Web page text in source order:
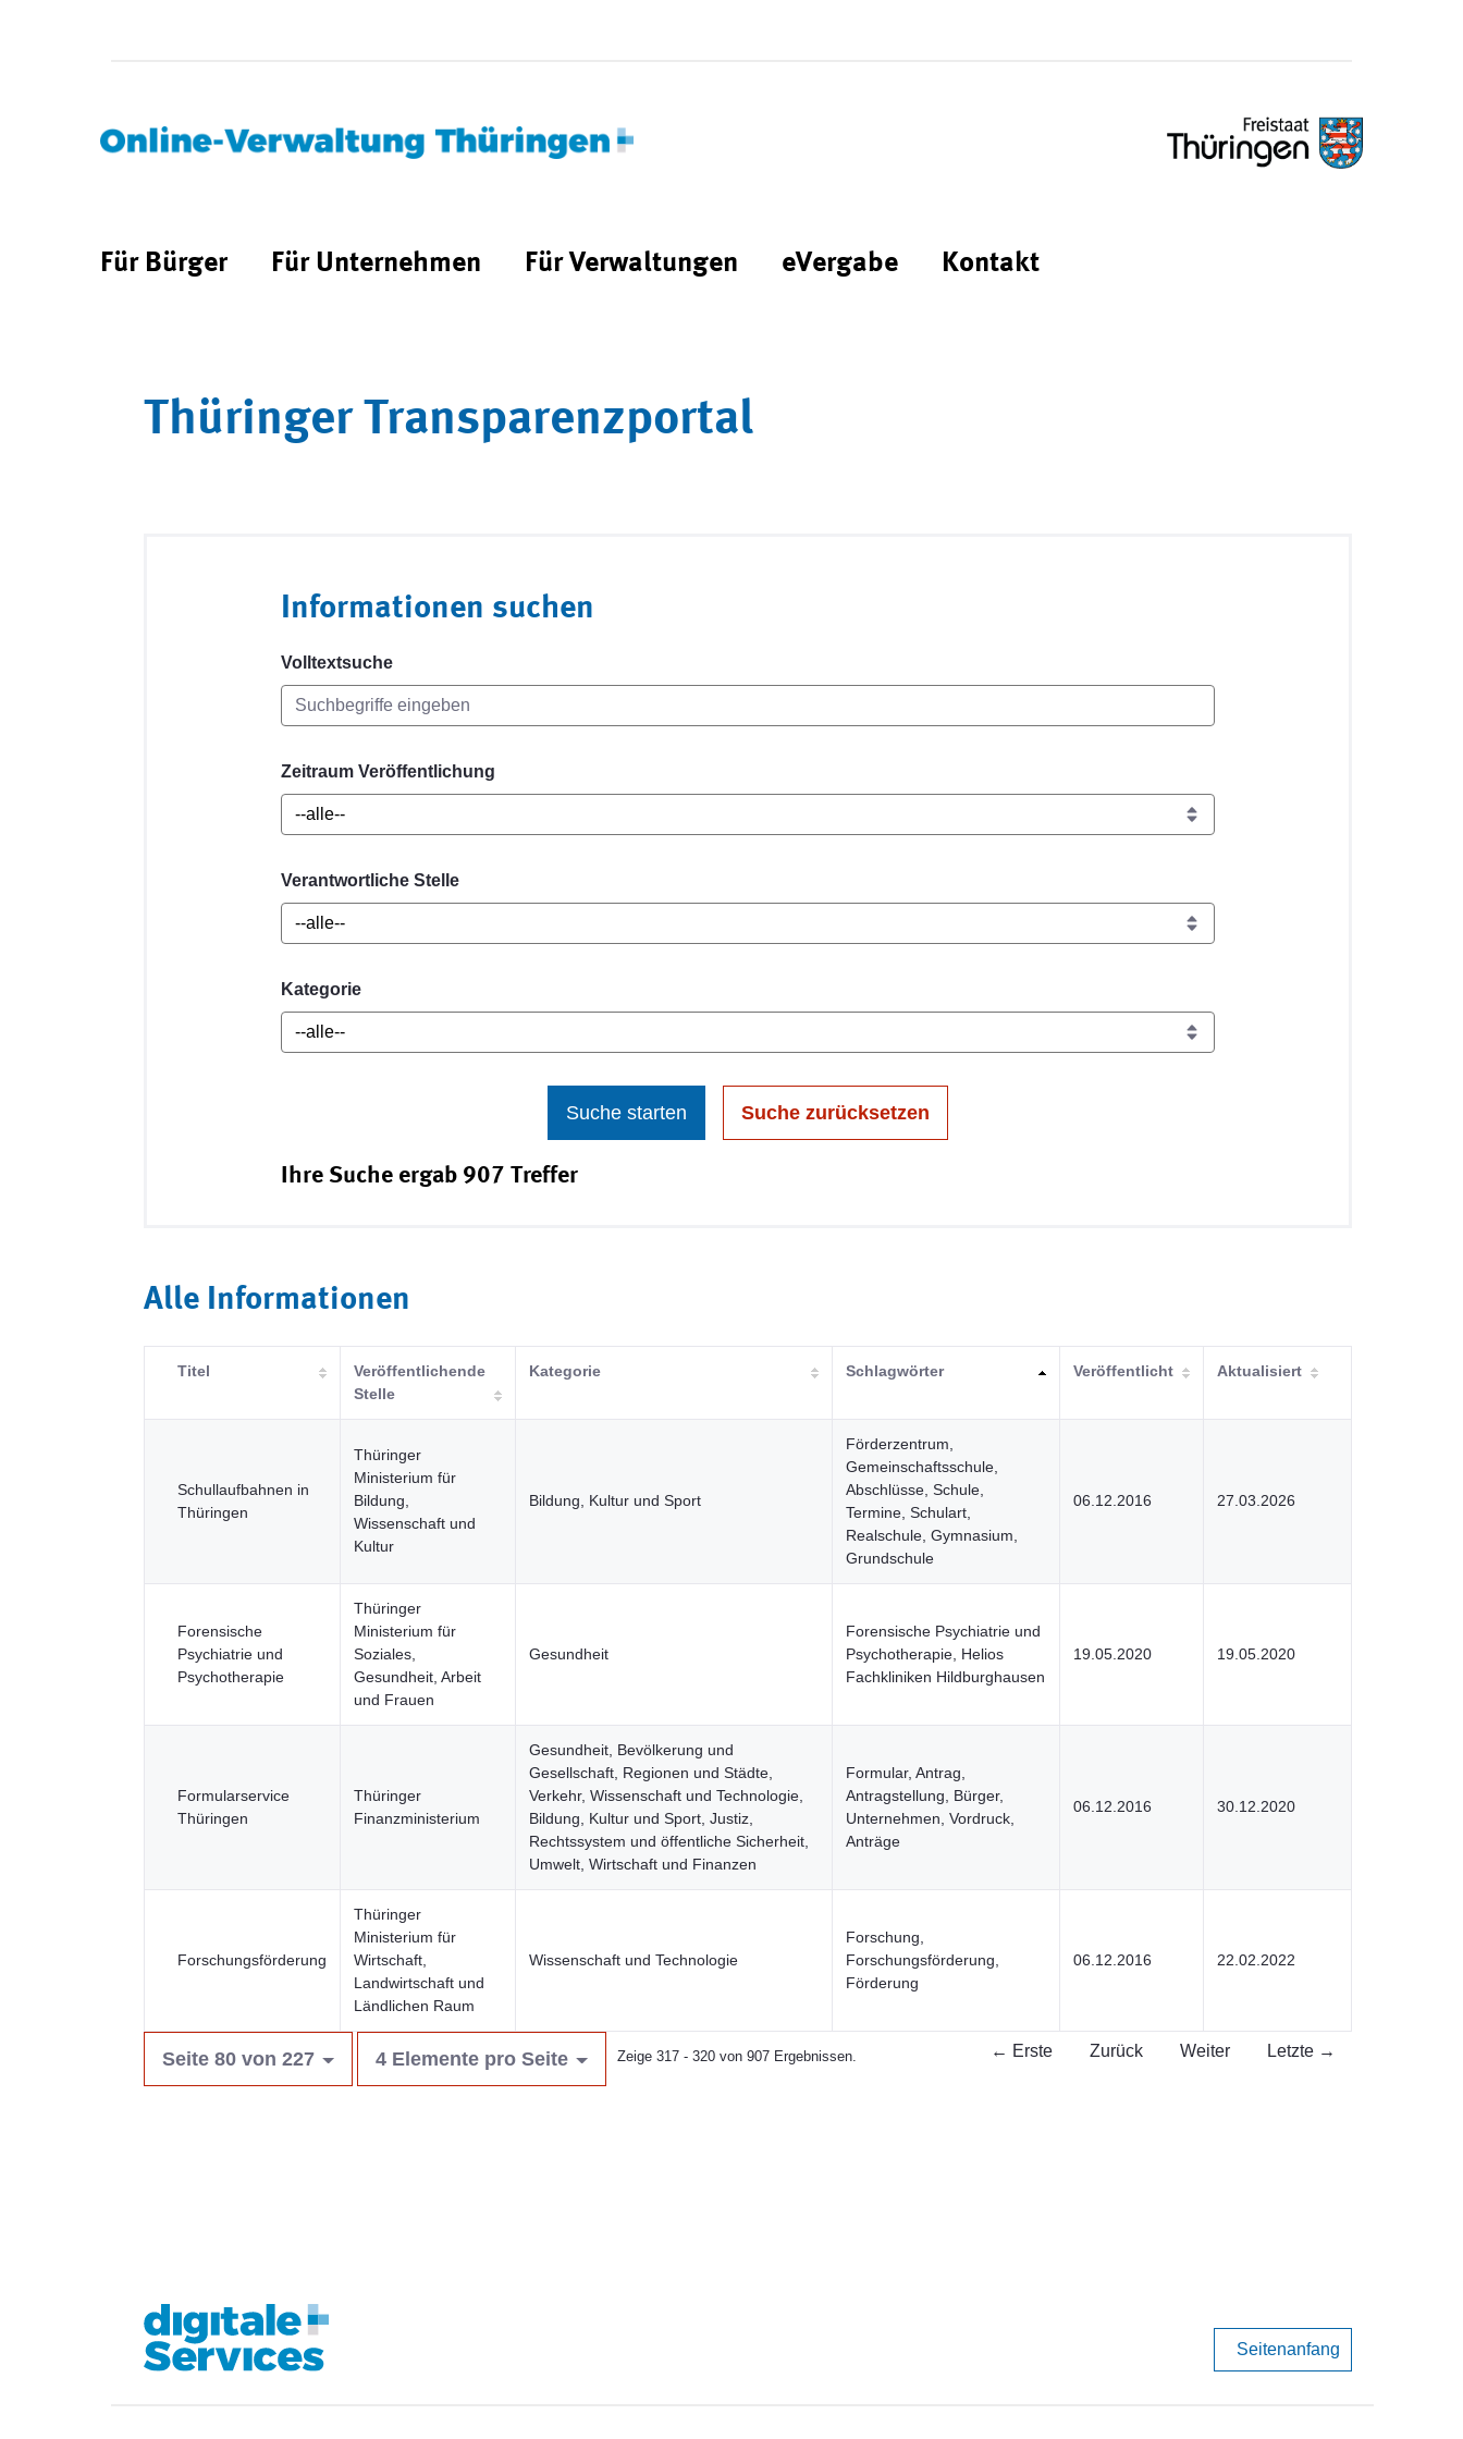
Für Bürger Für Unternehmen Für Verwaltungen eVergabe Kontakt
Thüringer Transparenzportal
Informationen suchen
Volltextsuche
Zeitraum Veröffentlichung
Verantwortliche Stelle
Kategorie
Suche starten Suche zurücksetzen
Ihre Suche ergab 907 Treffer
Alle Informationen
Titel
Veröffentlichende
Stelle
Kategorie Schlagwörter Veröffentlicht Aktualisiert
Schullaufbahnen in
Thüringen
Thüringer
Ministerium für
Bildung,
Wissenschaft und
Kultur
Bildung, Kultur und Sport
Förderzentrum,
Gemeinschaftsschule,
Abschlüsse, Schule,
Termine, Schulart,
Realschule, Gymnasium,
Grundschule
06.12.2016 27.03.2026
Forensische
Psychiatrie und
Psychotherapie
Thüringer
Ministerium für
Soziales,
Gesundheit, Arbeit
und Frauen
Gesundheit
Forensische Psychiatrie und
Psychotherapie, Helios
Fachkliniken Hildburghausen
19.05.2020 19.05.2020
Formularservice
Thüringen
Thüringer
Finanzministerium
Gesundheit, Bevölkerung und
Gesellschaft, Regionen und Städte,
Verkehr, Wissenschaft und Technologie,
Bildung, Kultur und Sport, Justiz,
Rechtssystem und öffentliche Sicherheit,
Umwelt, Wirtschaft und Finanzen
Formular, Antrag,
Antragstellung, Bürger,
Unternehmen, Vordruck,
Anträge
06.12.2016 30.12.2020
Forschungsförderung
Thüringer
Ministerium für
Wirtschaft,
Landwirtschaft und
Ländlichen Raum
Wissenschaft und Technologie
Forschung,
Forschungsförderung,
Förderung
06.12.2016 22.02.2022
Seite 80 von 227 4 Elemente pro Seite Zeige 317 - 320 von 907 Ergebnissen. ← Erste Zurück Weiter Letzte →
Seitenanfang